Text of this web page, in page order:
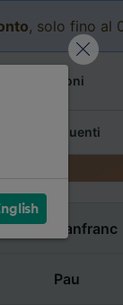
, solo fino al
prenotazioni
frequenti